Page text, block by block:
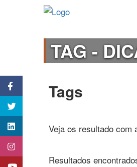
TAG -
Tags
Veja os resultado com
Resultados